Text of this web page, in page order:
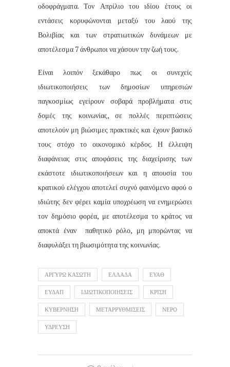
οδοφράγματα. Τον Απρίλιο του ιδίου έτους οι
εντάσεις κορυφώνονται μεταξύ του λαού της
Βολιβίας και των στρατιωτικών δυνάμεων με
αποτέλεσμα 7 άνθρωποι να χάσουν την ζωή τους.
Είναι λοιπόν ξεκάθαρο πως οι συνεχείς
ιδιωτικοποιήσεις των δημοσίων υπηρεσιών
παγκοσμίως εγείρουν σοβαρά προβλήματα στις
δομές της κοινωνίας, σε πολλές περιπτώσεις
αποτελούν μη βιώσιμες πρακτικές και έχουν βασικό
τους στόχο το οικονομικό κέρδος. Η έλλειψη
διαφάνειας στις αποφάσεις της διαχείρισης των
εκάστοτε ιδιωτικοποιήσεων και η απουσία του
κρατικού ελέγχου αποτελεί συχνό φαινόμενο αφού ο
ιδιώτης δεν φέρει καμία υποχρέωση να ενημερώσει
τον δημόσιο φορέα, με αποτέλεσμα το κράτος να
αποκτά έναν
παθητικό ρόλο, μη μπορώντας να
διαφυλάξει τη βιωσιμότητα της κοινωνίας.
ΑΡΓΥΡΩ ΚΑΣΩΤΗ ΕΛΛΑΔΑ ΕΥΑΘ
ΕΥΔΑΠ ΙΔΙΩΤΙΚΟΠΟΙΗΣΕΙΣ ΚΡΙΣΗ
ΚΥΒΕΡΝΗΣΗ ΜΕΤΑΡΡΥΘΜΙΣΕΙΣ ΝΕΡΟ
ΥΔΡΕΥΣΗ